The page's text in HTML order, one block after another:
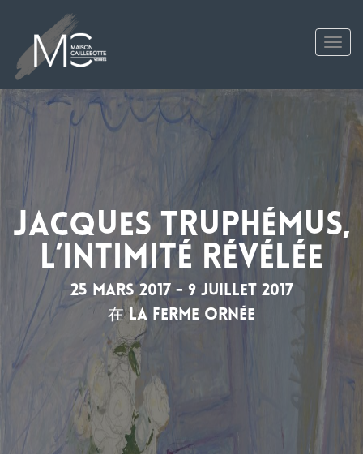
Jacques Truphémus,
l’intimité révélée
25 mars 2017 - 9 juillet 2017
在 La Ferme Ornée